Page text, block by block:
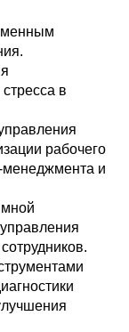
в
рабочего
менеджмента и